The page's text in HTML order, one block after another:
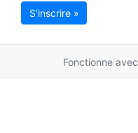
S'inscrire »
Fonctionne avec